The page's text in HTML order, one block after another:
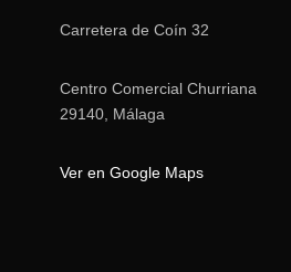
Carretera de Coín 32
Centro Comercial Churriana
29140, Málaga
Ver en Google Maps